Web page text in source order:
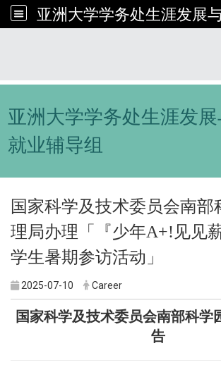
亚洲大学学务处生涯发展
亚洲大学学务处生涯发
就业辅导组
国家科学及技术委员会南部
理局办理「『少年A+!见见
学生暑期参访活动」
2025-07-10 Career
国家科学及技术委员会南部科学
告